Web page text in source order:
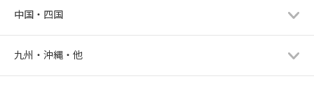
中国・四国
九州・沖縄・他